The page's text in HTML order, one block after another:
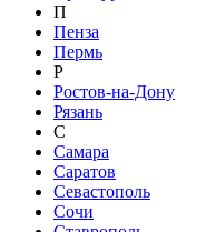
П
Пенза
Пермь
Р
Ростов-на-Дону
Рязань
С
Самара
Саратов
Севастополь
Сочи